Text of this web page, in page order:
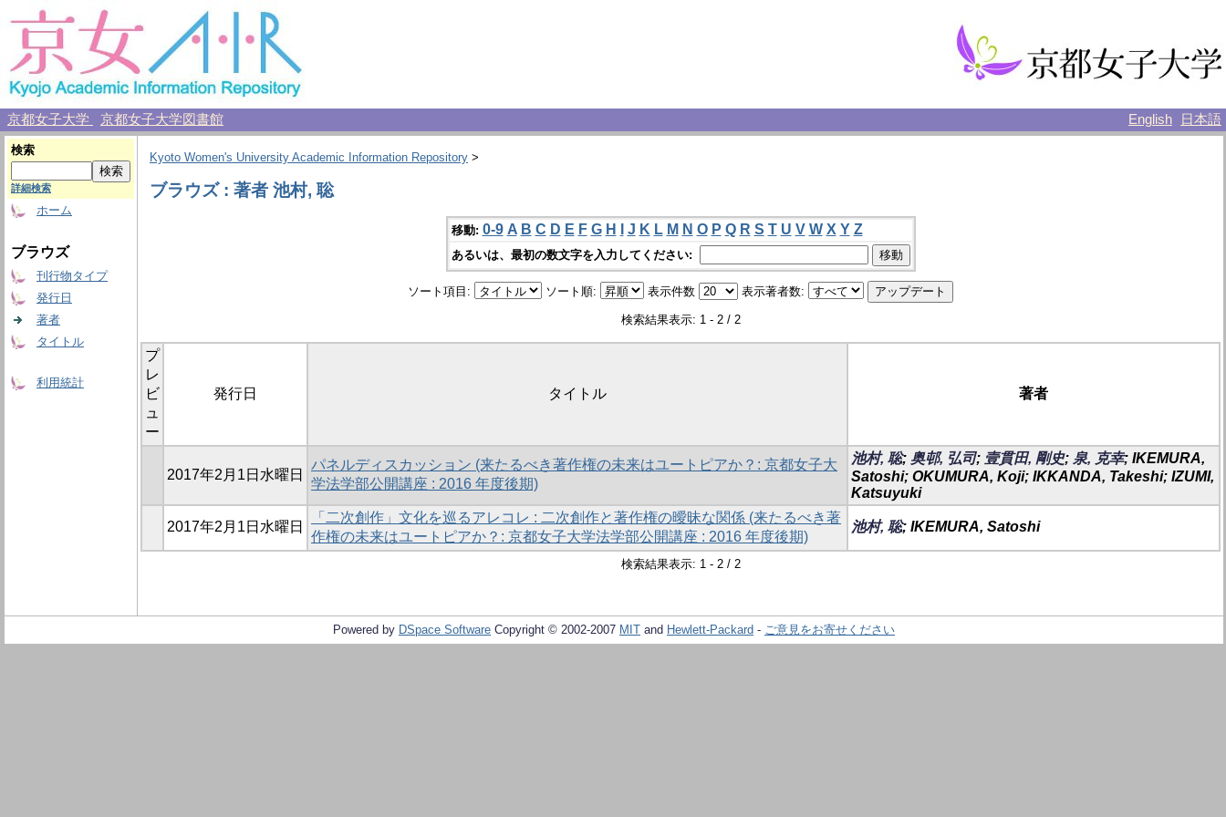
京都女子大学 京都女子大学図書館 English 日本語
検索
詳細検索
ホーム
ブラウズ
刊行物タイプ
発行日
著者
タイトル
利用統計
Kyoto Women's University Academic Information Repository >
ブラウズ : 著者 池村, 聡
移動: 0-9 A B C D E F G H J K L M N O P Q R S T U V W X Y Z
あるいは、最初の数文字を入力してください:
ソート項目: ソート順: 表示件数 表示著者数:
検索結果表示: 1 - 2 / 2
プ
レ
ビ
ュ
ー
発行日 タイトル 著者
2017年2月1日水曜日
パネルディスカッション (来たるべき著作権の未来はユートピアか？: 京都女子大
学法学部公開講座 : 2016 年度後期)
池村, 聡; 奥邨, 弘司; 壹貫田, 剛史; 泉, 克幸; IKEMURA,
Satoshi; OKUMURA, Koji; IKKANDA, Takeshi; IZUMI,
Katsuyuki
2017年2月1日水曜日
「二次創作」文化を巡るアレコレ : 二次創作と著作権の曖昧な関係 (来たるべき著
作権の未来はユートピアか？: 京都女子大学法学部公開講座 : 2016 年度後期)
池村, 聡; IKEMURA, Satoshi
検索結果表示: 1 - 2 / 2
Powered by DSpace Software Copyright © 2002-2007 MIT and Hewlett-Packard - ご意見をお寄せください